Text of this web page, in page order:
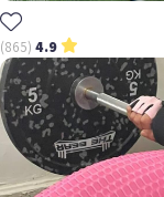
4.9
(865)